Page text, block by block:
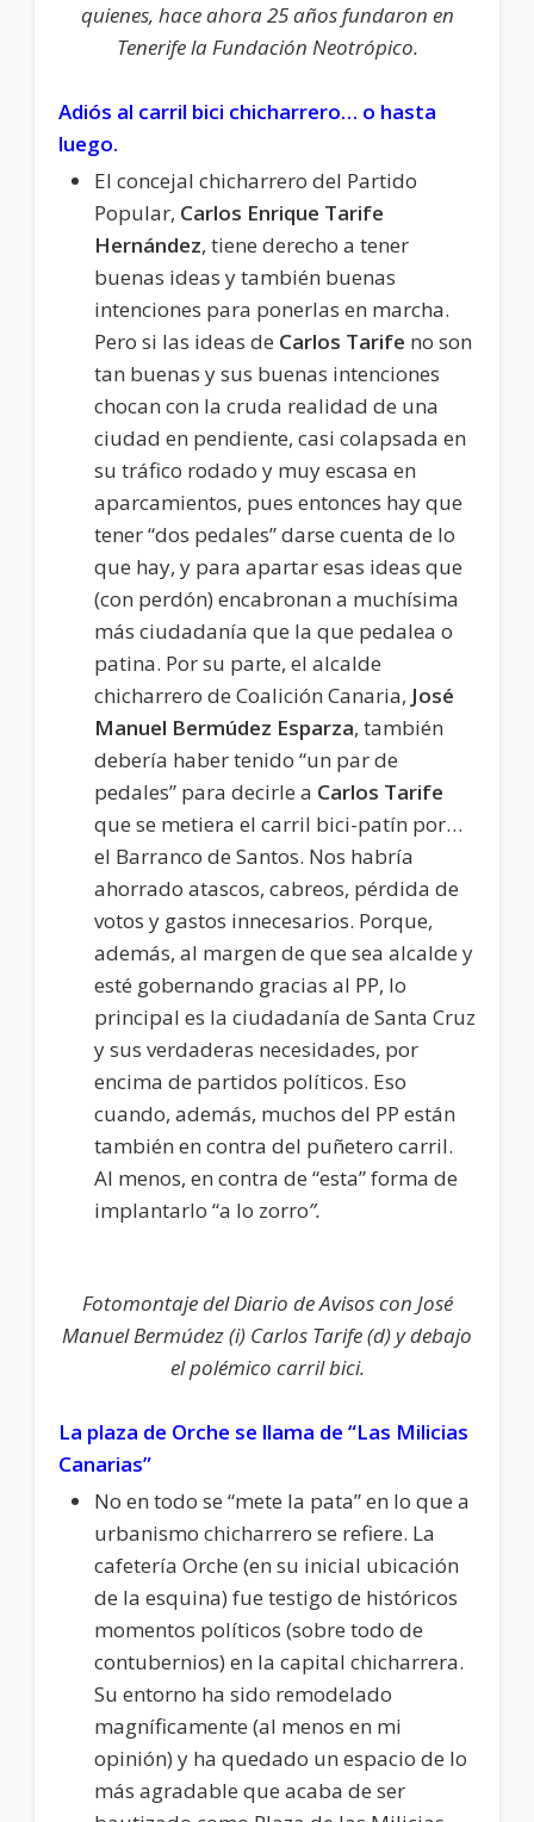
quienes, hace ahora 25 años fundaron en
Tenerife la Fundación Neotrópico.
Adiós al carril bici chicharrero… o hasta
luego.
El concejal chicharrero del Partido
Popular, Carlos Enrique Tarife
Hernández, tiene derecho a tener
buenas ideas y también buenas
intenciones para ponerlas en marcha.
Pero si las ideas de Carlos Tarife no son
tan buenas y sus buenas intenciones
chocan con la cruda realidad de una
ciudad en pendiente, casi colapsada en
su tráfico rodado y muy escasa en
aparcamientos, pues entonces hay que
tener “dos pedales” darse cuenta de lo
que hay, y para apartar esas ideas que
(con perdón) encabronan a muchísima
más ciudadanía que la que pedalea o
patina. Por su parte, el alcalde
chicharrero de Coalición Canaria, José
Manuel Bermúdez Esparza, también
debería haber tenido “un par de
pedales” para decirle a Carlos Tarife
que se metiera el carril bici-patín por…
el Barranco de Santos. Nos habría
ahorrado atascos, cabreos, pérdida de
votos y gastos innecesarios. Porque,
además, al margen de que sea alcalde y
esté gobernando gracias al PP, lo
principal es la ciudadanía de Santa Cruz
y sus verdaderas necesidades, por
encima de partidos políticos. Eso
cuando, además, muchos del PP están
también en contra del puñetero carril.
Al menos, en contra de “esta” forma de
implantarlo “a lo zorro”.
Fotomontaje del Diario de Avisos con José
Manuel Bermúdez (i) Carlos Tarife (d) y debajo
el polémico carril bici.
La plaza de Orche se llama de “Las Milicias
Canarias”
No en todo se “mete la pata” en lo que a
urbanismo chicharrero se refiere. La
cafetería Orche (en su inicial ubicación
de la esquina) fue testigo de históricos
momentos políticos (sobre todo de
contubernios) en la capital chicharrera.
Su entorno ha sido remodelado
magníficamente (al menos en mi
opinión) y ha quedado un espacio de lo
más agradable que acaba de ser